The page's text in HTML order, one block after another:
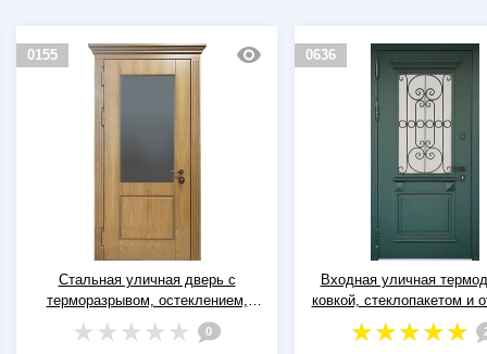
0155
Стальная уличная дверь с
терморазрывом, остеклением,
карнизом и шпонированными
панелями МДФ
0
0636
Входная уличная
ковкой, стеклопакетом и
зелеными плитами МДФ с